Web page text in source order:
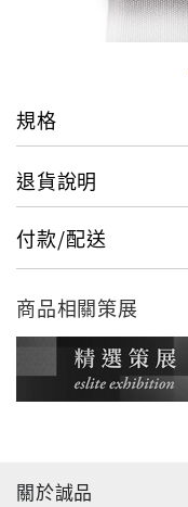
規格
退貨說明
付款/配送
商品相關策展
關於誠品